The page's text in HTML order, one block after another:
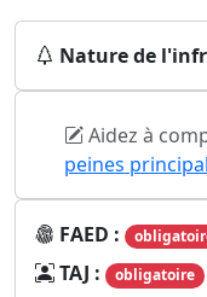
Nature de
Aidez à
peines
FAED :
TAJ : obligatoire